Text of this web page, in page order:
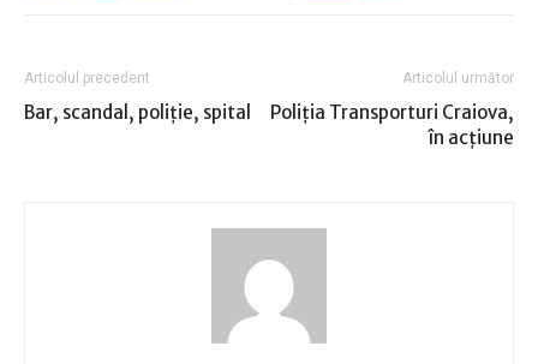
Articolul precedent
Bar, scandal, poliție, spital
Articolul următor
Poliţia Transporturi Craiova,
în acţiune